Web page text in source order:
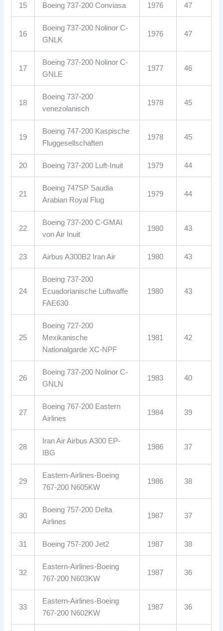
15 Boeing 737-200 Conviasa 1976 47
16
Boeing 737-200 Nolinor C-
GNLK
1976 47
17
Boeing 737-200 Nolinor C-
GNLE
1977 46
18
Boeing 737-200
venezolanisch
1978 45
19
Boeing 747-200 Kaspische
Fluggesellschaften
1978 45
20 Boeing 737-200 Luft-Inuit 1979 44
21
Boeing 747SP Saudia
Arabian Royal Flug
1979 44
22
Boeing 737-200 C-GMAI
von Air Inuit
1980 43
23 Airbus A300B2 Iran Air 1980 43
24
Boeing 737-200
Ecuadorianische Luftwaffe
FAE630
1980 43
25
Boeing 727-200
Mexikanische
Nationalgarde XC-NPF
1981 42
26
Boeing 737-200 Nolinor C-
GNLN
1983 40
27
Boeing 767-200 Eastern
Airlines
1984 39
28
Iran Air Airbus A300 EP-
IBG
1986 37
29
Eastern-Airlines-Boeing
767-200 N605KW
1986 38
30
Boeing 757-200 Delta
Airlines
1987 37
31 Boeing 757-200 Jet2 1987 38
32
Eastern-Airlines-Boeing
767-200 N603KW
1987 36
33
Eastern-Airlines-Boeing
767-200 N602KW
1987 36